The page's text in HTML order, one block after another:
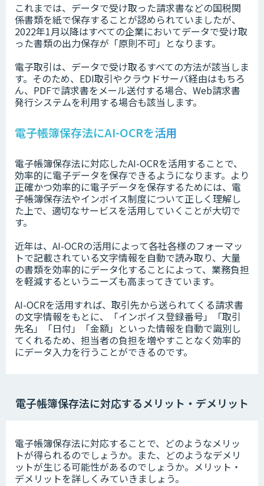
これまでは、データで受け取った請求書などの国税関
係書類を紙で保存することが認められていましたが、
2022年1月以降はすべての企業においてデータで受け取
った書類の出力保存が「原則不可」となります。
電子取引は、データで受け取るすべての方法が該当しま
す。そのため、EDI取引やクラウドサーバ経由はもちろ
ん、PDFで請求書をメール送付する場合、Web請求書
発行システムを利用する場合も該当します。
電子帳簿保存法にAI-OCRを活用
電子帳簿保存法に対応したAI-OCRを活用することで、
効率的に電子データを保存できるようになります。より
正確かつ効率的に電子データを保存するためには、電
子帳簿保存法やインボイス制度について正しく理解し
た上で、適切なサービスを活用していくことが大切で
す。
近年は、AI-OCRの活用によって各社各様のフォーマッ
トで記載されている文字情報を自動で読み取り、大量
の書類を効率的にデータ化することによって、業務負担
を軽減するというニーズも高まってきています。
AI-OCRを活用すれば、取引先から送られてくる請求書
の文字情報をもとに、「インボイス登録番号」「取引
先名」「日付」「金額」といった情報を自動で識別し
てくれるため、担当者の負担を増やすことなく効率的
にデータ入力を行うことができるのです。
電子帳簿保存法に対応するメリット・デメリット
電子帳簿保存法に対応することで、どのようなメリッ
トが得られるのでしょうか。また、どのようなデメリ
ットが生じる可能性があるのでしょうか。メリット・
デメリットを詳しくみていきましょう。